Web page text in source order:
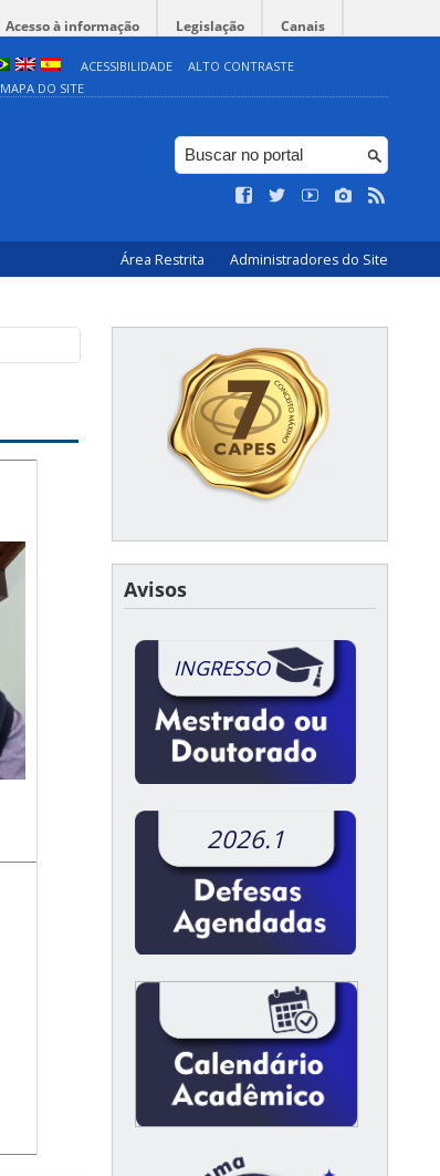
Acesso à informação Legislação Canais
ACESSIBILIDADE
ALTO CONTRASTE
MAPA DO SITE
Área Restrita Administradores do Site
Avisos
INGRESSO
2026.1